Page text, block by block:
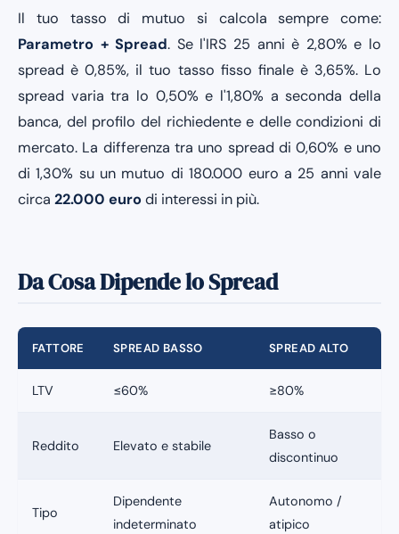
Il tuo tasso di mutuo si calcola sempre come:
Parametro + Spread. Se l'IRS 25 anni è 2,80% e lo
spread è 0,85%, il tuo tasso fisso finale è 3,65%. Lo
spread varia tra lo 0,50% e l'1,80% a seconda della
banca, del profilo del richiedente e delle condizioni di
mercato. La differenza tra uno spread di 0,60% e uno
di 1,30% su un mutuo di 180.000 euro a 25 anni vale
circa 22.000 euro di interessi in più.
Da Cosa Dipende lo Spread
FATTORE SPREAD BASSO SPREAD ALTO
LTV ≤60% ≥80%
Reddito Elevato e stabile
Basso o
discontinuo
Tipo
Dipendente
indeterminato
Autonomo /
atipico